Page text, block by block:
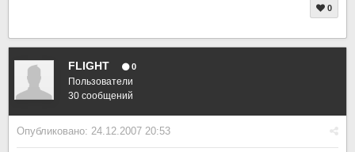
0
FLIGHT 0
Пользователи
30 сообщений
Опубликовано: 24.12.2007 20:53